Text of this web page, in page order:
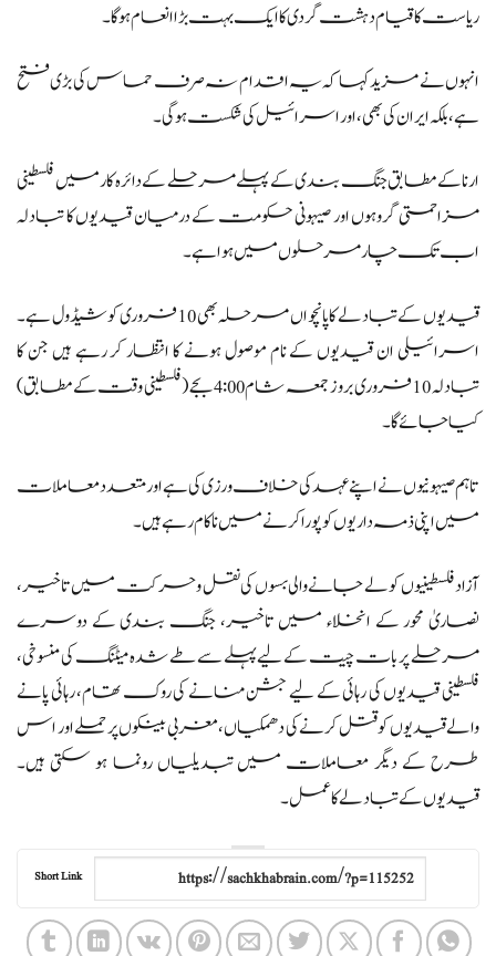
ریاست کا قیام دہشت گردی کا ایک بہت بڑا انعام ہوگا۔
انہوں نے مزید کہا کہ یہ اقدام نہ صرف حماس کی بڑی فتح
ہے، بلکہ ایران کی بھی، اور اسرائیل کی شکست ہوگی۔
ارنا کے مطابق جنگ بندی کے پہلے مرحلے کے دائرہ کار میں فلسطینی
مزاحمتی گروہوں اور صیہونی حکومت کے درمیان قیدیوں کا تبادلہ
اب تک چار مرحلوں میں ہوا ہے۔
قیدیوں کے تبادلے کا پانچواں مرحلہ بھی 10 فروری کو شیڈول ہے۔
اسرائیلی ان قیدیوں کے نام موصول ہونے کا انتظار کر رہے ہیں جن کا
تبادلہ 10 فروری بروز جمعہ شام 4:00 بجے (فلسطینی وقت کے مطابق)
کیا جائے گا۔
تاہم صیہونیوں نے اپنے عہد کی خلاف ورزی کی ہے اور متعدد معاملات
میں اپنی ذمہ داریوں کو پورا کرنے میں ناکام رہے ہیں۔
آزاد فلسطینیوں کو لے جانے والی بسوں کی نقل و حرکت میں تاخیر،
نصاریٰ محور کے انخلاء میں تاخیر، جنگ بندی کے دوسرے
مرحلے پر بات چیت کے لیے پہلے سے طے شدہ میٹنگ کی منسوخی،
فلسطینی قیدیوں کی رہائی کے لیے جشن منانے کی روک تھام، رہائی پانے
والے قیدیوں کو قتل کرنے کی دھمکیاں، مغربی بینکوں پر حملے اور اس
طرح کے دیگر معاملات میں تبدیلیاں رونما ہو سکتی ہیں۔
قیدیوں کے تبادلے کا عمل۔
Short Link